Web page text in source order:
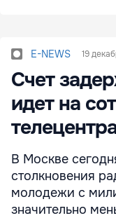
E-NEWS 19
Счет
идет на
В Москве
столкновения
молодежи с
значительно